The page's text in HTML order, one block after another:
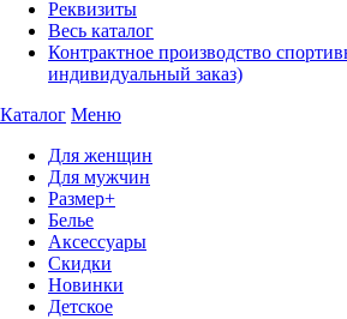
Реквизиты
Весь каталог
Контрактное производство
индивидуальный заказ)
Каталог Меню
Для женщин
Для мужчин
Размер+
Белье
Аксессуары
Скидки
Новинки
Детское